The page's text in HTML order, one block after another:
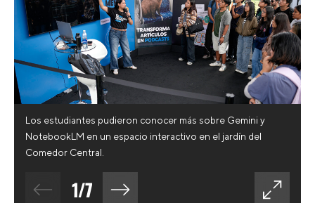
Los estudiantes pudieron conocer más sobre Gemini y
NotebookLM en un espacio interactivo en el jardín del
Comedor Central.
1/7